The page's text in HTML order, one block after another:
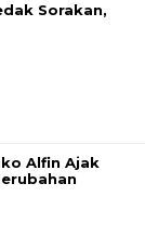
Sorakan,
Alfin Ajak